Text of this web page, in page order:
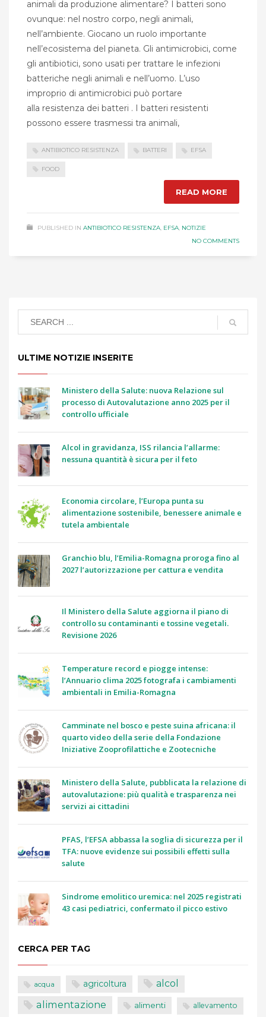
animali da produzione alimentare? I batteri sono
ovunque: nel nostro corpo, negli animali,
nell’ambiente. Giocano un ruolo importante
nell’ecosistema del pianeta. Gli antimicrobici, come
gli antibiotici, sono usati per trattare le infezioni
batteriche negli animali e nell’uomo. L’uso
improprio di antimicrobici può portare
alla resistenza dei batteri . I batteri resistenti
possono essere trasmessi tra animali,
ANTIBIOTICO RESISTENZA BATTERI EFSA
FOOD
READ MORE
PUBLISHED IN ANTIBIOTICO RESISTENZA, EFSA, NOTIZIE
NO COMMENTS
ULTIME NOTIZIE INSERITE
Ministero della Salute: nuova Relazione sul
processo di Autovalutazione anno 2025 per il
controllo ufficiale
Alcol in gravidanza, ISS rilancia l’allarme:
nessuna quantità è sicura per il feto
Economia circolare, l’Europa punta su
alimentazione sostenibile, benessere animale e
tutela ambientale
Granchio blu, l’Emilia-Romagna proroga fino al
2027 l’autorizzazione per cattura e vendita
Il Ministero della Salute aggiorna il piano di
controllo su contaminanti e tossine vegetali.
Revisione 2026
Temperature record e piogge intense:
l’Annuario clima 2025 fotografa i cambiamenti
ambientali in Emilia-Romagna
Camminate nel bosco e peste suina africana: il
quarto video della serie della Fondazione
Iniziative Zooprofilattiche e Zootecniche
Ministero della Salute, pubblicata la relazione di
autovalutazione: più qualità e trasparenza nei
servizi ai cittadini
PFAS, l’EFSA abbassa la soglia di sicurezza per il
TFA: nuove evidenze sui possibili effetti sulla
salute
Sindrome emolitico uremica: nel 2025 registrati
43 casi pediatrici, confermato il picco estivo
CERCA PER TAG
acqua agricoltura alcol
alimentazione alimenti allevamento